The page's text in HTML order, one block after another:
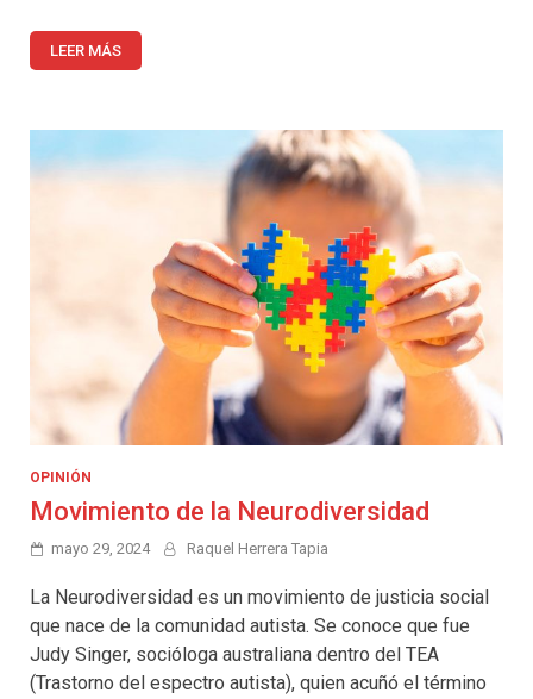
LEER MÁS
OPINIÓN
Movimiento de la Neurodiversidad
mayo 29, 2024 Raquel Herrera Tapia
La Neurodiversidad es un movimiento de justicia social
que nace de la comunidad autista. Se conoce que fue
Judy Singer, socióloga australiana dentro del TEA
(Trastorno del espectro autista), quien acuñó el término